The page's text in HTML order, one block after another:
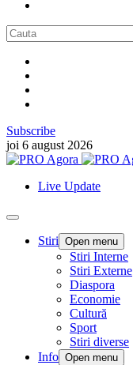
Subscribe
joi 6 august 2026
Live Update
Stiri Open menu
Stiri Interne
Stiri Externe
Diaspora
Economie
Cultură
Sport
Stiri diverse
Info Open menu